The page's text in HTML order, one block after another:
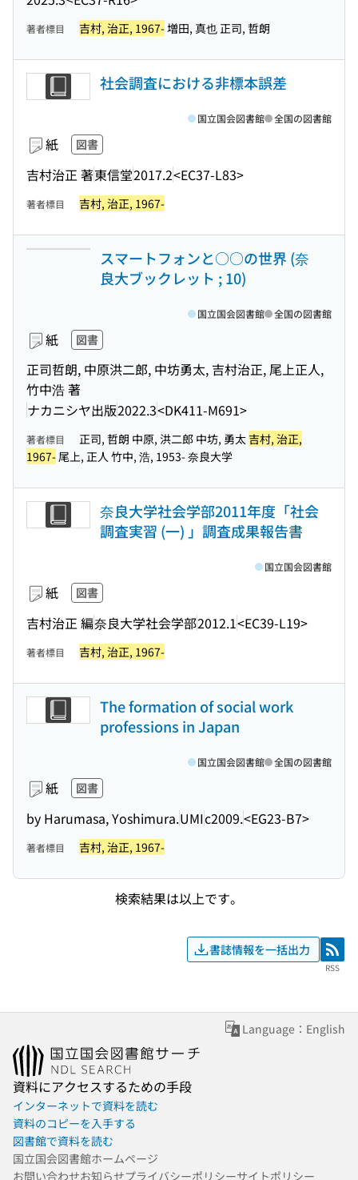
著者標目 吉村, 治正, 1967-増田, 真也 正司, 哲朗
社会調査における非標本誤差
紙 図書
吉村治正 著東信堂2017.2<EC37-L83>
国立国会図書館 全国の図書館
著者標目 吉村, 治正, 1967-
スマートフォンと○○の世界 (奈
良大ブックレット ; 10)
紙 図書
正司哲朗, 中原洪二郎, 中坊勇太, 吉村治正, 尾上正人,
竹中浩 著
ナカニシヤ出版2022.3<DK411-M691>
国立国会図書館 全国の図書館
著者標目 正司, 哲朗 中原, 洪二郎 中坊, 勇太吉村, 治正,
1967-尾上, 正人 竹中, 浩, 1953- 奈良大学
奈良大学社会学部2011年度「社会
調査実習 (一) 」調査成果報告書
紙 図書
吉村治正 編奈良大学社会学部2012.1<EC39-L19>
国立国会図書館
著者標目 吉村, 治正, 1967-
The formation of social work
professions in Japan
紙 図書
by Harumasa, Yoshimura.UMIc2009.<EG23-B7>
国立国会図書館 全国の図書館
著者標目 吉村, 治正, 1967-
検索結果は以上です。
書誌情報を一括出力 RSS
RSS
Language：English
資料にアクセスするための手段
インターネットで資料を読む
資料のコピーを入手する
図書館で資料を読む
国立国会図書館ホームページ
お問い合わせお知らせプライバシーポリシーサイトポリシー